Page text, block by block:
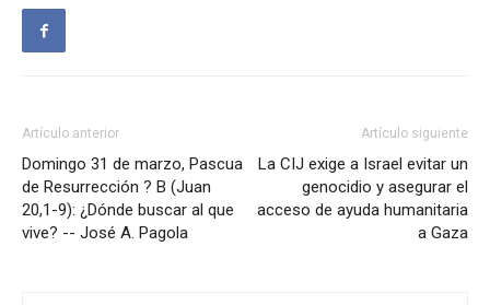
Artículo anterior
Domingo 31 de marzo, Pascua
de Resurrección ? B (Juan
20,1-9): ¿Dónde buscar al que
vive? -- José A. Pagola
Artículo siguiente
La CIJ exige a Israel evitar un
genocidio y asegurar el
acceso de ayuda humanitaria
a Gaza